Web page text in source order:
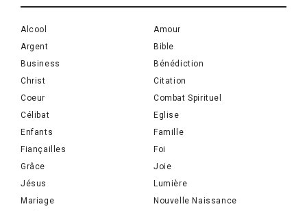
Alcool
Amour
Argent
Bible
Business
Bénédiction
Christ
Citation
Coeur
Combat Spirituel
Célibat
Eglise
Enfants
Famille
Fiançailles
Foi
Grâce
Joie
Jésus
Lumière
Mariage
Nouvelle Naissance